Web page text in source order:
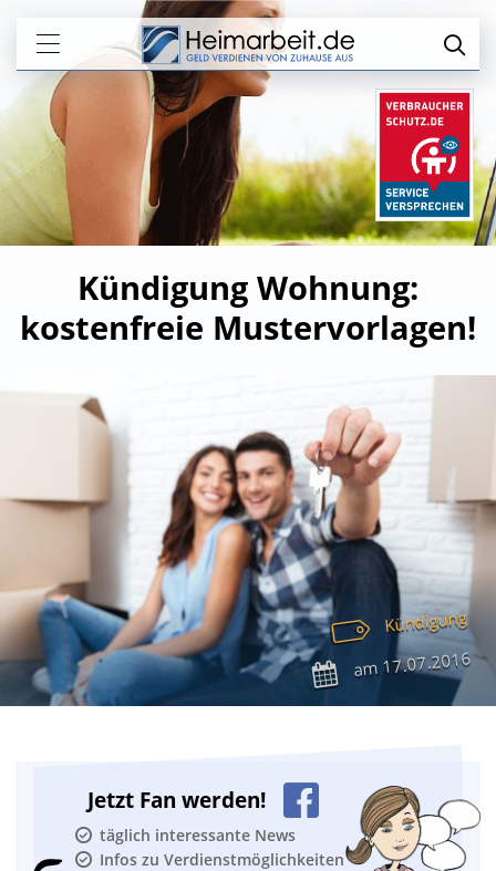
Kündigung Wohnung:
kostenfreie Mustervorlagen!
Kündigung
am17.07.2016
Jetzt Fan werden!
täglich interessante News
Infos zu Verdienstmöglichkeiten